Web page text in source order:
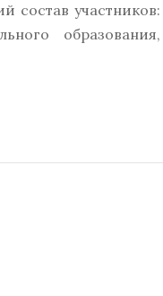
состав участников:
образования,